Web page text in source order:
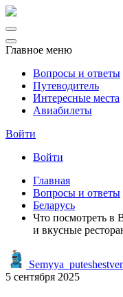
Главное меню
Вопросы и ответы
Путеводитель
Интересные места
Авиабилеты
Войти
Войти
Главная
Вопросы и ответы
Беларусь
Что посмотреть в
и вкусные
5 сентября 2025